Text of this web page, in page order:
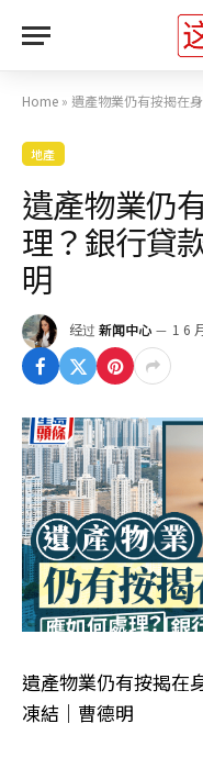
Home » 遺產物業仍有按揭在
地產
遺產物業仍
理？銀行貸
明
经过 新闻中心 1 6
遺產物業仍有按揭在
凍結｜曹德明